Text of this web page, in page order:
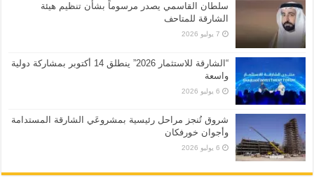
سلطان القاسمي يصدر مرسوماً بشأن تنظيم هيئة
الشارقة للمتاحف
7 يوليو 2026
“الشارقة للاستثمار 2026” ينطلق 14 أكتوبر بمشاركة دولية
واسعة
6 يوليو 2026
شروق تُنجز مراحل رئيسية بمشروعَي الشارقة المستدامة
وأجوان خورفكان
6 يوليو 2026